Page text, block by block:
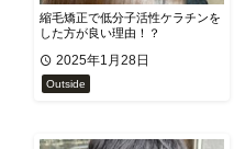
縮毛矯正で低分子活性ケラチンを
した方が良い理由！？
2025年1月28日
Outside